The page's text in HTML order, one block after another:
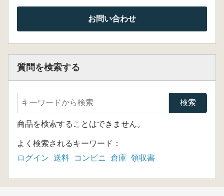
お問い合わせ
質問を検索する
商品を検索することはできません。
よく検索されるキーワード：
ログイン 送料 コンビニ 倉庫 領収書